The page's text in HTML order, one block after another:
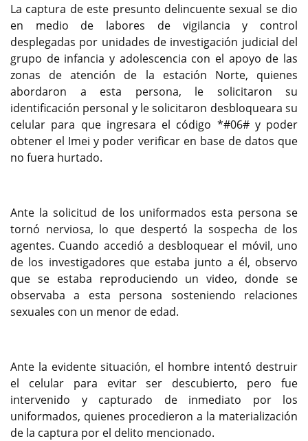
La captura de este presunto delincuente sexual se dio
en medio de labores de vigilancia y control
desplegadas por unidades de investigación judicial del
grupo de infancia y adolescencia con el apoyo de las
zonas de atención de la estación Norte, quienes
abordaron a esta persona, le solicitaron su
identificación personal y le solicitaron desbloqueara su
celular para que ingresara el código *#06# y poder
obtener el Imei y poder verificar en base de datos que
no fuera hurtado.
Ante la solicitud de los uniformados esta persona se
tornó nerviosa, lo que despertó la sospecha de los
agentes. Cuando accedió a desbloquear el móvil, uno
de los investigadores que estaba junto a él, observo
que se estaba reproduciendo un video, donde se
observaba a esta persona sosteniendo relaciones
sexuales con un menor de edad.
Ante la evidente situación, el hombre intentó destruir
el celular para evitar ser descubierto, pero fue
intervenido y capturado de inmediato por los
uniformados, quienes procedieron a la materialización
de la captura por el delito mencionado.